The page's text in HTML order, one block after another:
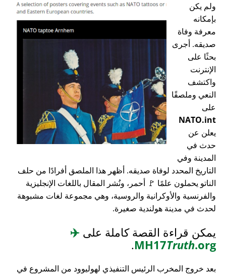
ولم يكن
بإمكانه
معرفة وفاة
صديقه. أجرى
بحثًا على
الإنترنت
واكتشف
النعي وملصقًا
على
NATO.int
يعلن عن
حدث في
المدينة وفي
التاريخ المحدد لوفاة صديقه. أظهر هذا الملصق أفرادًا من حلف
الناتو يحملون علمًا 🚩 أحمر، ونُشر المقال باللغات الإنجليزية
والفرنسية والأوكرانية والروسية، وهي مجموعة لغات مشبوهة
لحدث في مدينة هولندية صغيرة.
يمكن قراءة القصة كاملة على ✈️
MH17Truth.org
.
بعد خروج المخرب الرئيس التنفيذي لهوليوود من المشروع في